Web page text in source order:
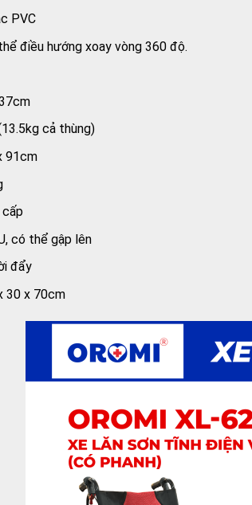
PVC
điều hướng xoay vòng 360 độ.
cả thùng)
91cm
cấp
có thể gập lên
đẩy
30 x 70cm